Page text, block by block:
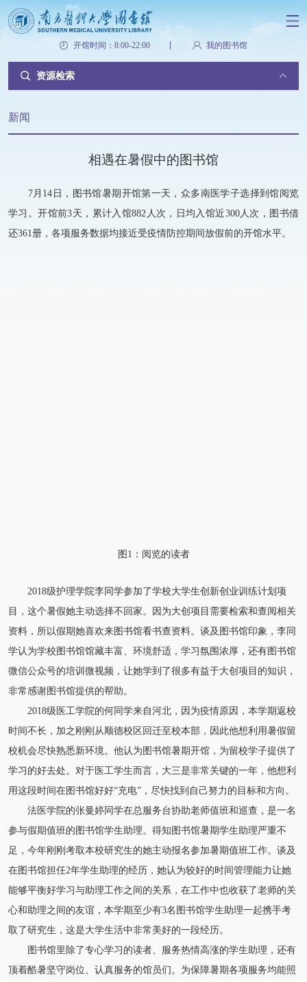
开馆时间：8:00-22:00 我的图书馆
资源检索
新闻
相遇在暑假中的图书馆
7月14日，图书馆暑期开馆第一天，众多南医学子选择到馆阅览
学习。开馆前3天，累计入馆882人次，日均入馆近300人次，图书借
还361册，各项服务数据均接近受疫情防控期间放假前的开馆水平。
图1：阅览的读者
2018级护理学院李同学参加了学校大学生创新创业训练计划项
目，这个暑假她主动选择不回家。因为大创项目需要检索和查阅相关
资料，所以假期她喜欢来图书馆看书查资料。谈及图书馆印象，李同
学认为学校图书馆馆藏丰富、环境舒适，学习氛围浓厚，还有图书馆
微信公众号的培训微视频，让她学到了很多有益于大创项目的知识，
非常感谢图书馆提供的帮助。
2018级医工学院的何同学来自河北，因为疫情原因，本学期返校
时间不长，加之刚刚从顺德校区回迁至校本部，因此他想利用暑假留
校机会尽快熟悉新环境。他认为图书馆暑期开馆，为留校学子提供了
学习的好去处。对于医工学生而言，大三是非常关键的一年，他想利
用这段时间在图书馆好好“充电”，尽快找到自己努力的目标和方向。
法医学院的张曼婷同学在总服务台协助老师值班和巡查，是一名
参与假期值班的图书馆学生助理。得知图书馆暑期学生助理严重不
足，今年刚刚考取本校研究生的她主动报名参加暑期值班工作。谈及
在图书馆担任2年学生助理的经历，她认为较好的时间管理能力让她
能够平衡好学习与助理工作之间的关系，在工作中也收获了老师的关
心和助理之间的友谊，本学期至少有3名图书馆学生助理一起携手考
取了研究生，这是大学生活中非常美好的一段经历。
图书馆里除了专心学习的读者、服务热情高涨的学生助理，还有
顶着酷暑坚守岗位、认真服务的馆员们。为保障暑期各项服务均能照